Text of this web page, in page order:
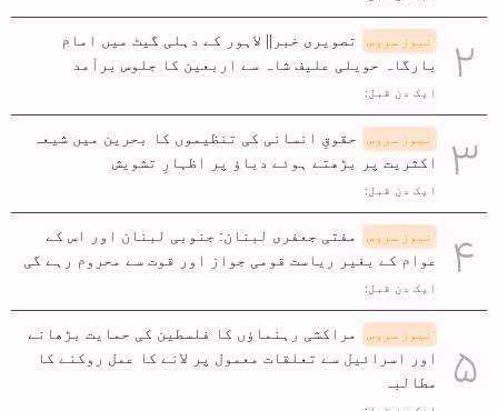
نیوز سروس
تصویری خبر|| لاہور کے دہلی گیٹ میں امام
بارگاہ حویلی علیف شاہ سے اربعین کا جلوس برآمد
ایک دن قبل:
نیوز سروس
حقوقِ انسانی کی تنظیموں کا بحرین میں شیعہ
اکثریت پر بڑھتے ہوئے دباؤ پر اظہارِ تشویش
ایک دن قبل:
نیوز سروس
مفتی جعفری لبنان: جنوبی لبنان اور اس کے
عوام کے بغیر ریاست قومی جواز اور قوت سے محروم رہے گی
ایک دن قبل:
نیوز سروس
مراکشی رہنماؤں کا فلسطین کی حمایت بڑھانے
اور اسرائیل سے تعلقات معمول پر لانے کا عمل روکنے کا
مطالبہ